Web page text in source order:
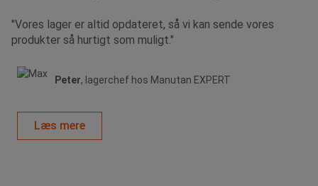
"Vores lager er altid opdateret, så vi kan sende vores
produkter så hurtigt som muligt."
Peter, lagerchef hos Manutan EXPERT
Læs mere